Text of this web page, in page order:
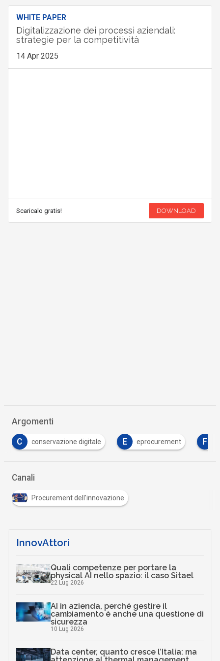
WHITE PAPER
Digitalizzazione dei processi aziendali:
strategie per la competitività
14 Apr 2025
Scaricalo gratis! DOWNLOAD
Argomenti
E eprocurement F fondi europei F
Canali
Procurement dell'innovazione
InnovAttori
Quali competenze per portare la
physical AI nello spazio: il caso Sitael
22 Lug 2026
AI in azienda, perché gestire il
cambiamento è anche una questione di
sicurezza
10 Lug 2026
Data center, quanto cresce l’Italia: ma